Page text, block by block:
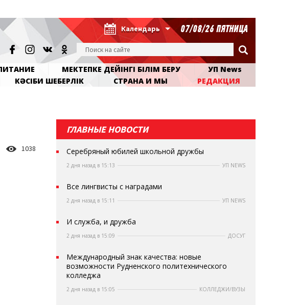
Календарь 07/08/26 ПЯТНИЦА
МЕКТЕПКЕ ДЕЙІНГІ БІЛІМ БЕРУ
УП News
КӘСІБИ ШЕБЕРЛІК СТРАНА И МЫ РЕДАКЦИЯ
1038
ГЛАВНЫЕ НОВОСТИ
Серебряный юбилей школьной дружбы
2 дня назад в 15:13 УП NEWS
Все лингвисты с наградами
2 дня назад в 15:11 УП NEWS
И служба, и дружба
2 дня назад в 15:09 ДОСУГ
Международный знак качества: новые
возможности Рудненского политехнического
колледжа
2 дня назад в 15:05 КОЛЛЕДЖИ/ВУЗЫ